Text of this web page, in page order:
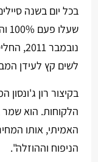
בכל יום בשנה
נובמבר
לשים קץ לעידן
בקיצור רון
הלקוחות. הוא
האמיתי, אותו
הניפוח וההוזלה".